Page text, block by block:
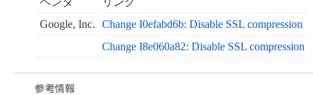
Google, Inc.
Change I0efabd6b: Disable SSL compression
Change I8e060a82: Disable SSL compression